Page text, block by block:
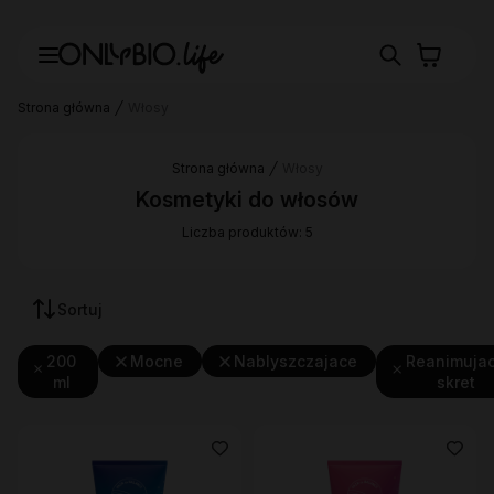
Strona główna
Strona główna
Kosmetyki do włosów
Liczba produktów: 5
Sortuj
200
ml
Mocne Nablyszczajace
skret